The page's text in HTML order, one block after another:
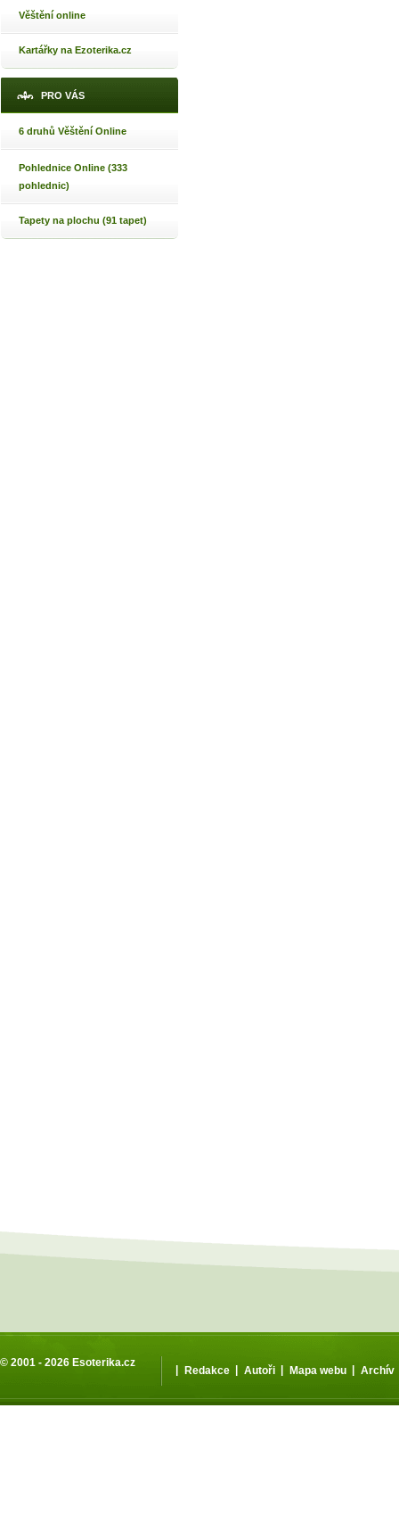
Věštění online
Kartářky na Ezoterika.cz
PRO VÁS
6 druhů Věštění Online
Pohlednice Online (333
pohlednic)
Tapety na plochu (91 tapet)
© 2001 - 2026 Esoterika.cz
| Redakce | Autoři | Mapa webu | Archív